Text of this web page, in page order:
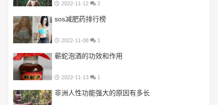
2022-11-12 2
sos减肥药排行榜
2022-11-08 1
蕲蛇泡酒的功效和作用
2022-11-13 1
非洲人性功能强大的原因有多长